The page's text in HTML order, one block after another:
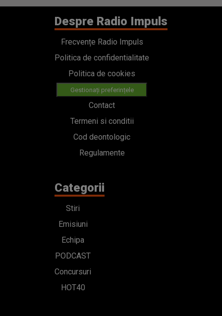
Despre Radio Impuls
Frecvențe Radio Impuls
Politica de confidentialitate
Politica de cookies
Gestionați preferințele
Contact
Termeni si conditii
Cod deontologic
Regulamente
Categorii
Stiri
Emisiuni
Echipa
PODCAST
Concursuri
HOT40